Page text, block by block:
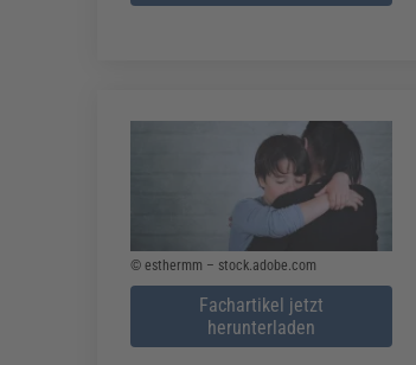
© esthermm – stock.adobe.com
Fachartikel jetzt
herunterladen